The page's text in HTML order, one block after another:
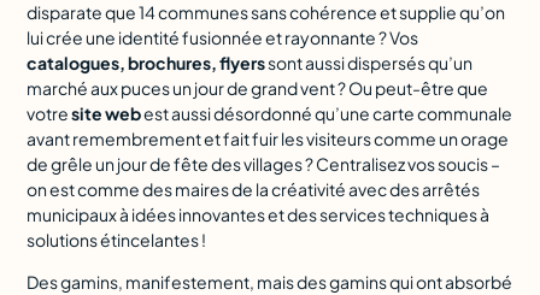
disparate que 14 communes sans cohérence et supplie qu’on
lui crée une identité fusionnée et rayonnante ? Vos
catalogues, brochures, flyerssont aussi dispersés qu’un
marché aux puces un jour de grand vent ? Ou peut-être que
votresite webest aussi désordonné qu’une carte communale
avant remembrement et fait fuir les visiteurs comme un orage
de grêle un jour de fête des villages ? Centralisez vos soucis –
on est comme des maires de la créativité avec des arrêtés
municipaux à idées innovantes et des services techniques à
solutions étincelantes !
Des gamins, manifestement, mais des gamins qui ont absorbé